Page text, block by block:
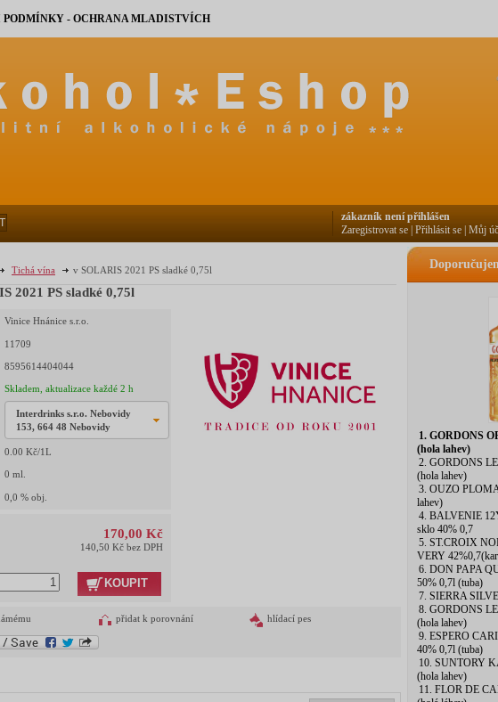
Tichá vína v SOLARIS 2021 PS sladké 0,75l
2021 PS sladké 0,75l
Vinice Hnánice s.r.o.
11709
8595614404044
Skladem, aktualizace každé 2 h
Interdrinks s.r.o. Nebovidy
153, 664 48 Nebovidy
0.00 Kč/1L
0 ml.
0,0 % obj.
170,00 Kč
140,50 Kč bez DPH
KOUPIT
přidat k porovnání hlídací pes
1. GORDONS
(hola lahev)
2. GORDONS
(hola lahev)
3. OUZO
lahev)
4. BALVENIE
sklo 40% 0,7
5. ST.CROIX
VERY 42%0,7(kar
6. DON PAPA
50% 0,7l (tuba)
7. SIERRA
8. GORDONS
(hola lahev)
9. ESPERO
40% 0,7l (tuba)
10. SUNTORY
(hola lahev)
11. FLOR DE
PODMÍNKY - OCHRANA MLADISTVÍCH
zákazník není přihlášen
Zaregistrovat se Přihlásit se Můj